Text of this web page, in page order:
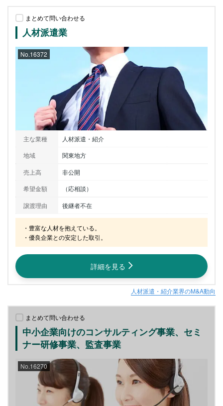
まとめて問い合わせる
人材派遣業
No.16372
主な業種
人材派遣・紹介
地域
関東地方
売上高
非公開
希望金額
（応相談）
譲渡理由
後継者不在
・豊富な人材を抱えている。
・優良企業との安定した取引。
詳細を見る
人材派遣・紹介業界のM&A動向
まとめて問い合わせる
中小企業向けのコンサルティング事業、セミ
ナー研修事業、監査事業
No.16270